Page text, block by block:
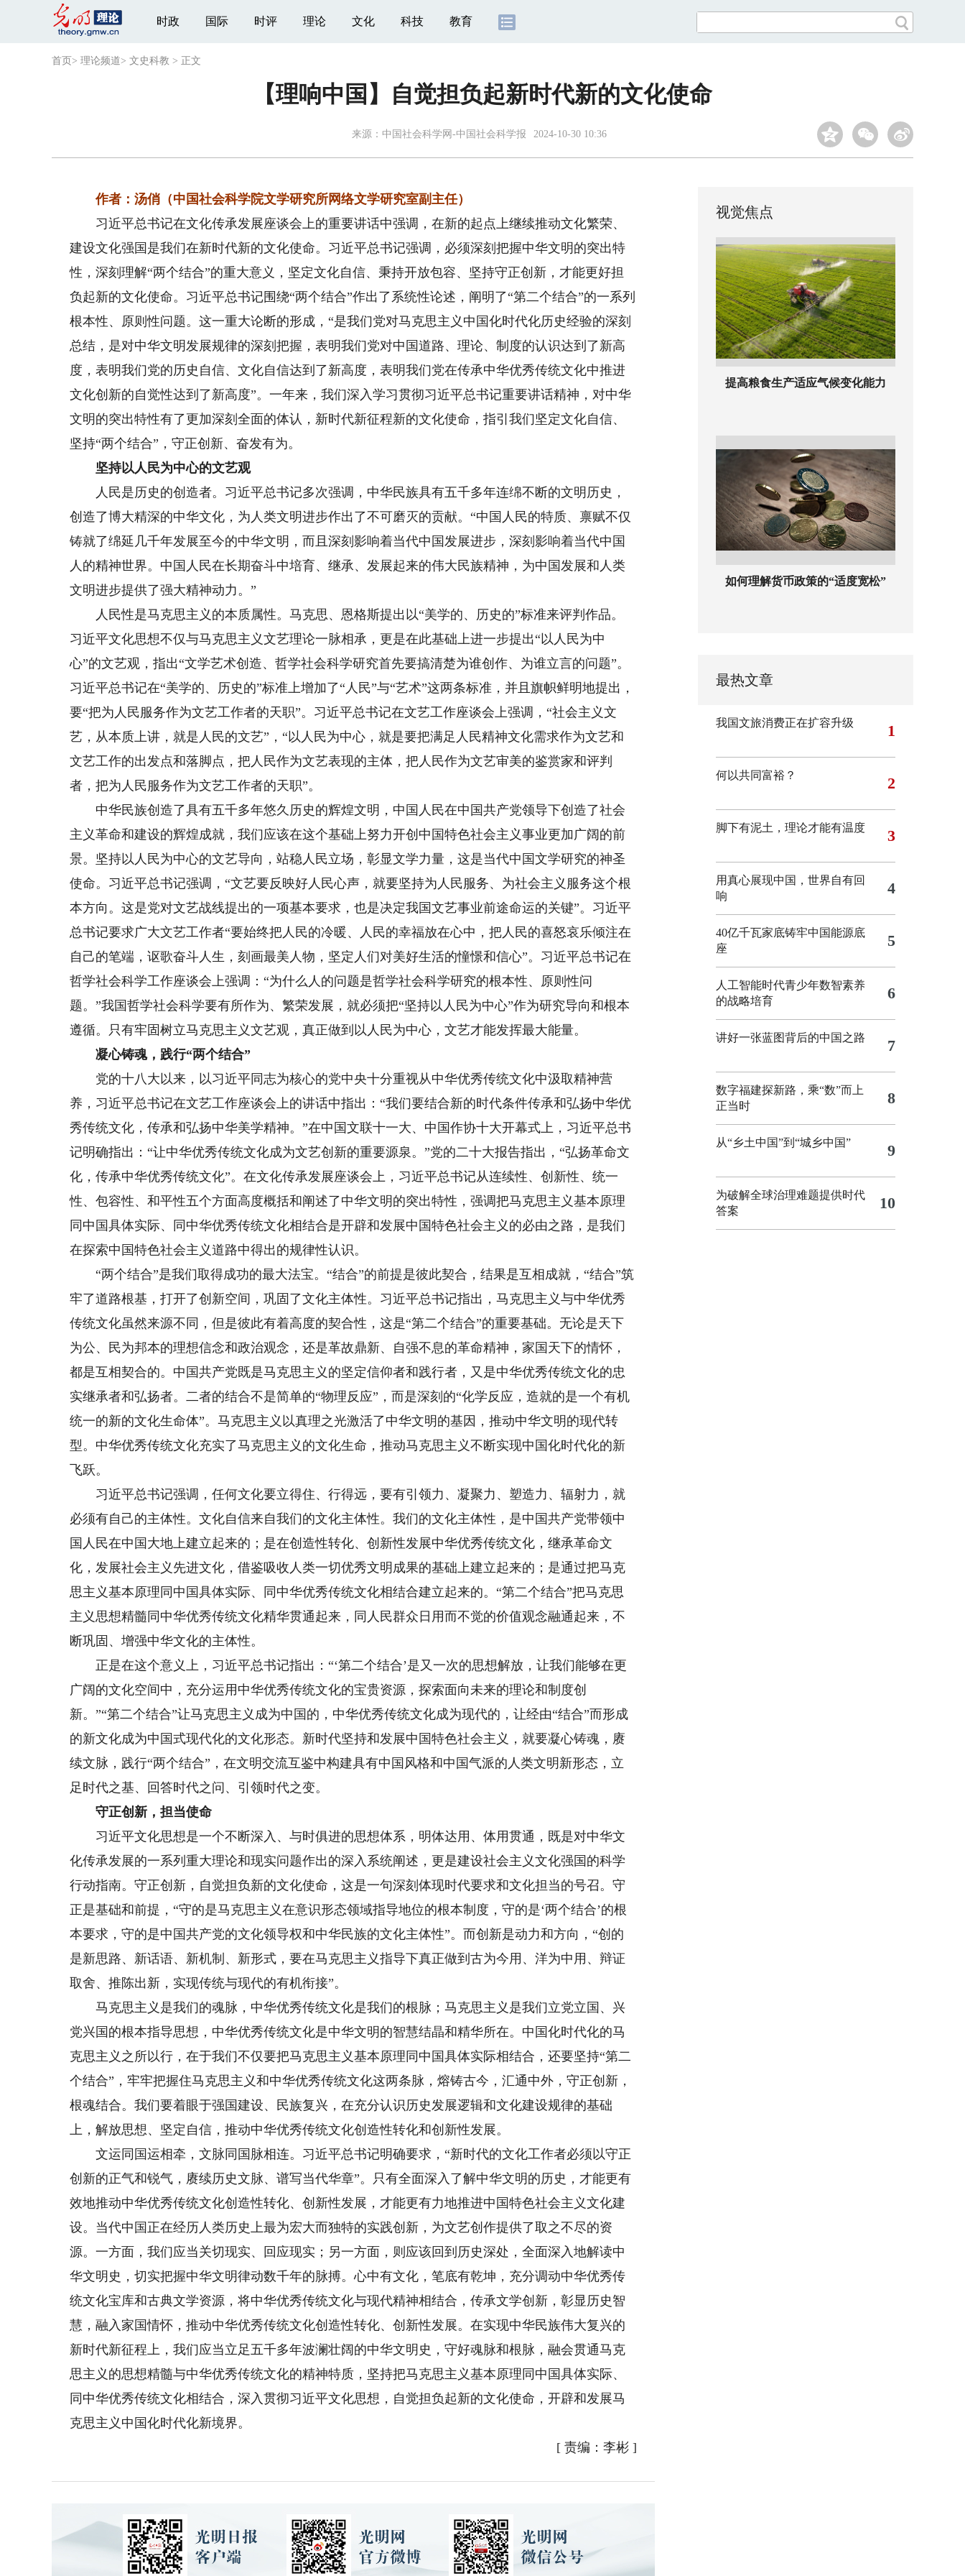
时政 国际 时评 理论 文化 科技 教育
首页 > 理论频道> 文史科教 > 正文
【理响中国】自觉担负起新时代新的文化使命
来源： 中国社会科学网-中国社会科学报 2024-10-30 10:36
作者：汤俏（中国社会科学院文学研究所网络文学研究室副主任）
习近平总书记在文化传承发展座谈会上的重要讲话中强调，在新的起点上继续推动文化繁荣、
建设文化强国是我们在新时代新的文化使命。习近平总书记强调，必须深刻把握中华文明的突出特
性，深刻理解“两个结合”的重大意义，坚定文化自信、秉持开放包容、坚持守正创新，才能更好担
负起新的文化使命。习近平总书记围绕“两个结合”作出了系统性论述，阐明了“第二个结合”的一系列
根本性、原则性问题。这一重大论断的形成，“是我们党对马克思主义中国化时代化历史经验的深刻
总结，是对中华文明发展规律的深刻把握，表明我们党对中国道路、理论、制度的认识达到了新高
度，表明我们党的历史自信、文化自信达到了新高度，表明我们党在传承中华优秀传统文化中推进
文化创新的自觉性达到了新高度”。一年来，我们深入学习贯彻习近平总书记重要讲话精神，对中华
文明的突出特性有了更加深刻全面的体认，新时代新征程新的文化使命，指引我们坚定文化自信、
坚持“两个结合”，守正创新、奋发有为。
坚持以人民为中心的文艺观
人民是历史的创造者。习近平总书记多次强调，中华民族具有五千多年连绵不断的文明历史，
创造了博大精深的中华文化，为人类文明进步作出了不可磨灭的贡献。“中国人民的特质、禀赋不仅
铸就了绵延几千年发展至今的中华文明，而且深刻影响着当代中国发展进步，深刻影响着当代中国
人的精神世界。中国人民在长期奋斗中培育、继承、发展起来的伟大民族精神，为中国发展和人类
文明进步提供了强大精神动力。”
人民性是马克思主义的本质属性。马克思、恩格斯提出以“美学的、历史的”标准来评判作品。
习近平文化思想不仅与马克思主义文艺理论一脉相承，更是在此基础上进一步提出“以人民为中
心”的文艺观，指出“文学艺术创造、哲学社会科学研究首先要搞清楚为谁创作、为谁立言的问题”。
习近平总书记在“美学的、历史的”标准上增加了“人民”与“艺术”这两条标准，并且旗帜鲜明地提出，
要“把为人民服务作为文艺工作者的天职”。习近平总书记在文艺工作座谈会上强调，“社会主义文
艺，从本质上讲，就是人民的文艺”，“以人民为中心，就是要把满足人民精神文化需求作为文艺和
文艺工作的出发点和落脚点，把人民作为文艺表现的主体，把人民作为文艺审美的鉴赏家和评判
者，把为人民服务作为文艺工作者的天职”。
中华民族创造了具有五千多年悠久历史的辉煌文明，中国人民在中国共产党领导下创造了社会
主义革命和建设的辉煌成就，我们应该在这个基础上努力开创中国特色社会主义事业更加广阔的前
景。坚持以人民为中心的文艺导向，站稳人民立场，彰显文学力量，这是当代中国文学研究的神圣
使命。习近平总书记强调，“文艺要反映好人民心声，就要坚持为人民服务、为社会主义服务这个根
本方向。这是党对文艺战线提出的一项基本要求，也是决定我国文艺事业前途命运的关键”。习近平
总书记要求广大文艺工作者“要始终把人民的冷暖、人民的幸福放在心中，把人民的喜怒哀乐倾注在
自己的笔端，讴歌奋斗人生，刻画最美人物，坚定人们对美好生活的憧憬和信心”。习近平总书记在
哲学社会科学工作座谈会上强调：“为什么人的问题是哲学社会科学研究的根本性、原则性问
题。”我国哲学社会科学要有所作为、繁荣发展，就必须把“坚持以人民为中心”作为研究导向和根本
遵循。只有牢固树立马克思主义文艺观，真正做到以人民为中心，文艺才能发挥最大能量。
凝心铸魂，践行“两个结合”
党的十八大以来，以习近平同志为核心的党中央十分重视从中华优秀传统文化中汲取精神营
养，习近平总书记在文艺工作座谈会上的讲话中指出：“我们要结合新的时代条件传承和弘扬中华优
秀传统文化，传承和弘扬中华美学精神。”在中国文联十一大、中国作协十大开幕式上，习近平总书
记明确指出：“让中华优秀传统文化成为文艺创新的重要源泉。”党的二十大报告指出，“弘扬革命文
化，传承中华优秀传统文化”。在文化传承发展座谈会上，习近平总书记从连续性、创新性、统一
性、包容性、和平性五个方面高度概括和阐述了中华文明的突出特性，强调把马克思主义基本原理
同中国具体实际、同中华优秀传统文化相结合是开辟和发展中国特色社会主义的必由之路，是我们
在探索中国特色社会主义道路中得出的规律性认识。
“两个结合”是我们取得成功的最大法宝。“结合”的前提是彼此契合，结果是互相成就，“结合”筑
牢了道路根基，打开了创新空间，巩固了文化主体性。习近平总书记指出，马克思主义与中华优秀
传统文化虽然来源不同，但是彼此有着高度的契合性，这是“第二个结合”的重要基础。无论是天下
为公、民为邦本的理想信念和政治观念，还是革故鼎新、自强不息的革命精神，家国天下的情怀，
都是互相契合的。中国共产党既是马克思主义的坚定信仰者和践行者，又是中华优秀传统文化的忠
实继承者和弘扬者。二者的结合不是简单的“物理反应”，而是深刻的“化学反应，造就的是一个有机
统一的新的文化生命体”。马克思主义以真理之光激活了中华文明的基因，推动中华文明的现代转
型。中华优秀传统文化充实了马克思主义的文化生命，推动马克思主义不断实现中国化时代化的新
飞跃。
习近平总书记强调，任何文化要立得住、行得远，要有引领力、凝聚力、塑造力、辐射力，就
必须有自己的主体性。文化自信来自我们的文化主体性。我们的文化主体性，是中国共产党带领中
国人民在中国大地上建立起来的；是在创造性转化、创新性发展中华优秀传统文化，继承革命文
化，发展社会主义先进文化，借鉴吸收人类一切优秀文明成果的基础上建立起来的；是通过把马克
思主义基本原理同中国具体实际、同中华优秀传统文化相结合建立起来的。“第二个结合”把马克思
主义思想精髓同中华优秀传统文化精华贯通起来，同人民群众日用而不觉的价值观念融通起来，不
断巩固、增强中华文化的主体性。
正是在这个意义上，习近平总书记指出：“‘第二个结合’是又一次的思想解放，让我们能够在更
广阔的文化空间中，充分运用中华优秀传统文化的宝贵资源，探索面向未来的理论和制度创
新。”“第二个结合”让马克思主义成为中国的，中华优秀传统文化成为现代的，让经由“结合”而形成
的新文化成为中国式现代化的文化形态。新时代坚持和发展中国特色社会主义，就要凝心铸魂，赓
续文脉，践行“两个结合”，在文明交流互鉴中构建具有中国风格和中国气派的人类文明新形态，立
足时代之基、回答时代之问、引领时代之变。
守正创新，担当使命
习近平文化思想是一个不断深入、与时俱进的思想体系，明体达用、体用贯通，既是对中华文
化传承发展的一系列重大理论和现实问题作出的深入系统阐述，更是建设社会主义文化强国的科学
行动指南。守正创新，自觉担负新的文化使命，这是一句深刻体现时代要求和文化担当的号召。守
正是基础和前提，“守的是马克思主义在意识形态领域指导地位的根本制度，守的是‘两个结合’的根
本要求，守的是中国共产党的文化领导权和中华民族的文化主体性”。而创新是动力和方向，“创的
是新思路、新话语、新机制、新形式，要在马克思主义指导下真正做到古为今用、洋为中用、辩证
取舍、推陈出新，实现传统与现代的有机衔接”。
马克思主义是我们的魂脉，中华优秀传统文化是我们的根脉；马克思主义是我们立党立国、兴
党兴国的根本指导思想，中华优秀传统文化是中华文明的智慧结晶和精华所在。中国化时代化的马
克思主义之所以行，在于我们不仅要把马克思主义基本原理同中国具体实际相结合，还要坚持“第二
个结合”，牢牢把握住马克思主义和中华优秀传统文化这两条脉，熔铸古今，汇通中外，守正创新，
根魂结合。我们要着眼于强国建设、民族复兴，在充分认识历史发展逻辑和文化建设规律的基础
上，解放思想、坚定自信，推动中华优秀传统文化创造性转化和创新性发展。
文运同国运相牵，文脉同国脉相连。习近平总书记明确要求，“新时代的文化工作者必须以守正
创新的正气和锐气，赓续历史文脉、谱写当代华章”。只有全面深入了解中华文明的历史，才能更有
效地推动中华优秀传统文化创造性转化、创新性发展，才能更有力地推进中国特色社会主义文化建
设。当代中国正在经历人类历史上最为宏大而独特的实践创新，为文艺创作提供了取之不尽的资
源。一方面，我们应当关切现实、回应现实；另一方面，则应该回到历史深处，全面深入地解读中
华文明史，切实把握中华文明律动数千年的脉搏。心中有文化，笔底有乾坤，充分调动中华优秀传
统文化宝库和古典文学资源，将中华优秀传统文化与现代精神相结合，传承文学创新，彰显历史智
慧，融入家国情怀，推动中华优秀传统文化创造性转化、创新性发展。在实现中华民族伟大复兴的
新时代新征程上，我们应当立足五千多年波澜壮阔的中华文明史，守好魂脉和根脉，融会贯通马克
思主义的思想精髓与中华优秀传统文化的精神特质，坚持把马克思主义基本原理同中国具体实际、
同中华优秀传统文化相结合，深入贯彻习近平文化思想，自觉担负起新的文化使命，开辟和发展马
克思主义中国化时代化新境界。
[ 责编：李彬]
视觉焦点
提高粮食生产适应气候变化能力
如何理解货币政策的“适度宽松”
最热文章
我国文旅消费正在扩容升级 1
何以共同富裕？ 2
脚下有泥土，理论才能有温度 3
用真心展现中国，世界自有回
响
4
40亿千瓦家底铸牢中国能源底
座
5
人工智能时代青少年数智素养
的战略培育
6
讲好一张蓝图背后的中国之路 7
数字福建探新路，乘“数”而上
正当时
8
从“乡土中国”到“城乡中国” 9
为破解全球治理难题提供时代
答案
10